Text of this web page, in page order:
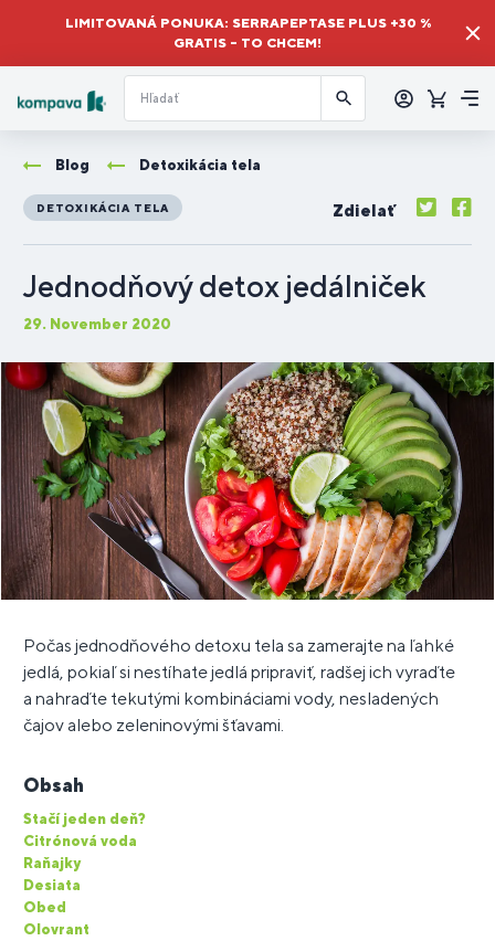
LIMITOVANÁ PONUKA: SERRAPEPTASE PLUS +30 %
GRATIS – TO CHCEM!
sa
Košík
Blog Detoxikácia tela
DETOXIKÁCIA TELA Zdielať
Jednodňový detox jedálniček
29. November 2020
Počas jednodňového detoxu tela sa zamerajte na ľahké
jedlá, pokiaľ si nestíhate jedlá pripraviť, radšej ich vyraďte
a nahraďte tekutými kombináciami vody, nesladených
čajov alebo zeleninovými šťavami.
Obsah
Stačí jeden deň?
Citrónová voda
Raňajky
Desiata
Obed
Olovrant